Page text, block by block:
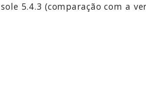
5.4.3 (comparação com a